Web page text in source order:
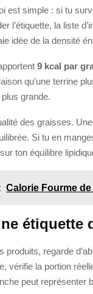
est simple : si tu
l’étiquette, la liste
idée de la densité
9 kcal par
qu’une terrine
grande.
des graisses.
Si tu en
ton équilibre
Calorie Fourme
étiquette
produits, regarde
vérifie la portion
peut représenter